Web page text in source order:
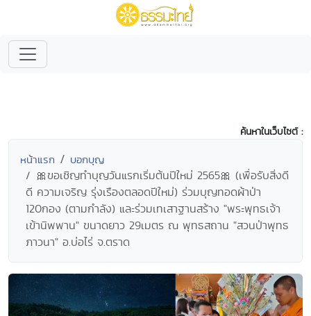
ค้นหาในเว็บไซต์ :
หน้าแรก บอกบุญ
🎀ขอเชิญทำบุญวันแรกเริ่มต้นปีใหม่ 2565🎀 (เพื่อรับสิ่งดี
ดี ความเจริญ รุ่งเรืองตลอดปีใหม่) ร่วมบุญทอดผ้าป่า
120กอง (ตามกำลัง) และร่วมเทเสาฐานสร้าง "พระพุทธเจ้า
เข้านิพพาน" ขนาดยาว 29เมตร ณ พุทธสถาน "สวนป่าพุทธ
ภาวนา" อ.บ่อไร่ จ.ตราด